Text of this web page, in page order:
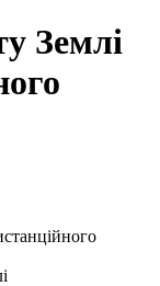
Землі